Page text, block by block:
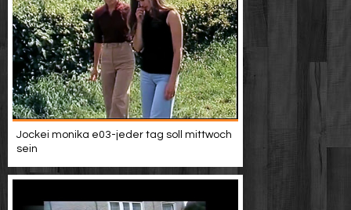
Jockei monika e03-jeder tag soll mittwoch
sein